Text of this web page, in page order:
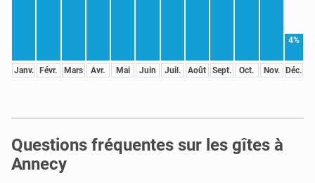
Janv. Févr. Mars Avr. Mai Juin Juil. Août Sept. Oct. Nov.
4%
Déc.
Questions fréquentes sur les gîtes à
Annecy